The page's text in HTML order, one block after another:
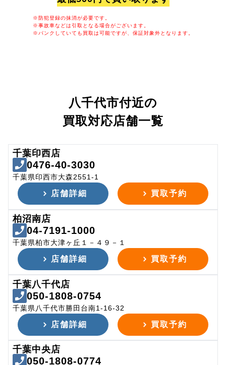
※防犯登録の抹消が必要です。
※事故車などは引取となる場合がございます。
※パンクしていても買取は可能ですが、保証対象外となります。
八千代市付近の
買取対応店舗一覧
千葉印西店
0476-40-3030
千葉県印西市大森2551-1
店舗詳細 買取予約
柏沼南店
04-7191-1000
千葉県柏市大津ヶ丘１－４９－１
店舗詳細 買取予約
千葉八千代店
050-1808-0754
千葉県八千代市勝田台南1-16-32
店舗詳細 買取予約
千葉中央店
050-1808-0774